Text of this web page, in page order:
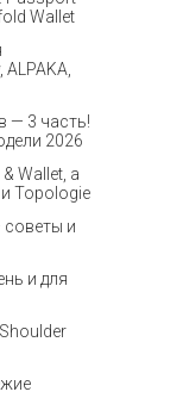
Wallet
— 3 часть!
2026
Wallet, а
Topologie
советы и
и для